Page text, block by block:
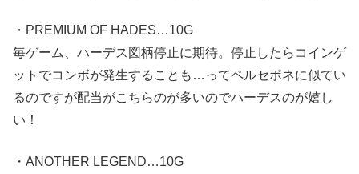
・PREMIUM OF HADES…10G
毎ゲーム、ハーデス図柄停止に期待。停止したらコインゲ
ットでコンボが発生することも…ってペルセポネに似てい
るのですが配当がこちらのが多いのでハーデスのが嬉し
い！
・ANOTHER LEGEND…10G